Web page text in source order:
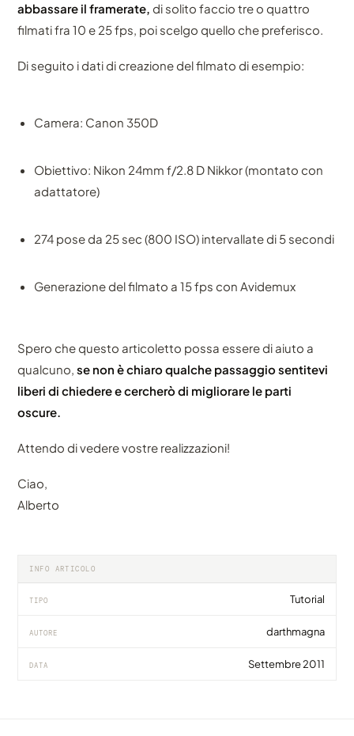
abbassare il framerate, di solito faccio tre o quattro
filmati fra 10 e 25 fps, poi scelgo quello che preferisco.
Di seguito i dati di creazione del filmato di esempio:
Camera: Canon 350D
Obiettivo: Nikon 24mm f/2.8 D Nikkor (montato con
adattatore)
274 pose da 25 sec (800 ISO) intervallate di 5 secondi
Generazione del filmato a 15 fps con Avidemux
Spero che questo articoletto possa essere di aiuto a
qualcuno,se non è chiaro qualche passaggio sentitevi
liberi di chiedere e cercherò di migliorare le parti
oscure.
Attendo di vedere vostre realizzazioni!
Ciao,
Alberto
INFO ARTICOLO
TIPO Tutorial
AUTORE darthmagna
DATA Settembre 2011